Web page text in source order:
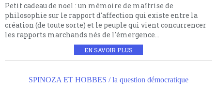
Petit cadeau de noel : un mémoire de maîtrise de
philosophie sur le rapport d'affection qui existe entre la
création (de toute sorte) et le peuple qui vient concurrencer
les rapports marchands nés de l'émergence...
EN SAVOIR PLUS
SPINOZA ET HOBBES / la question démocratique